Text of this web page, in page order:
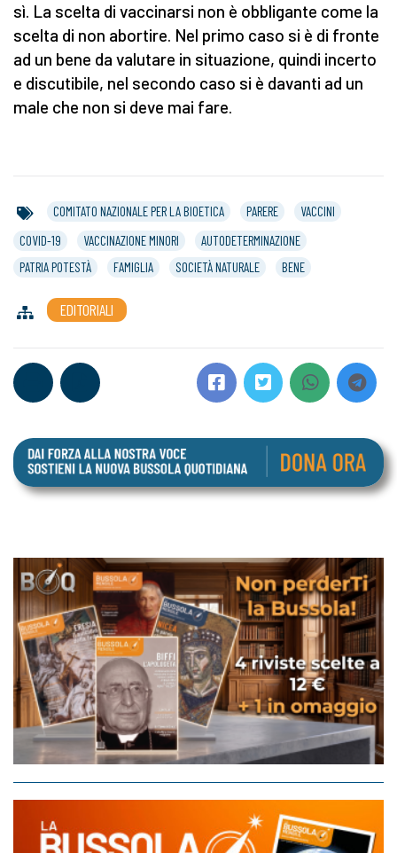
sì. La scelta di vaccinarsi non è obbligante come la
scelta di non abortire. Nel primo caso si è di fronte
ad un bene da valutare in situazione, quindi incerto
e discutibile, nel secondo caso si è davanti ad un
male che non si deve mai fare.
COMITATO NAZIONALE PER LA BIOETICA PARERE
VACCINI
COVID-19
VACCINAZIONE MINORI
AUTODETERMINAZIONE
PATRIA POTESTÀ
FAMIGLIA SOCIETÀ NATURALE BENE
EDITORIALI